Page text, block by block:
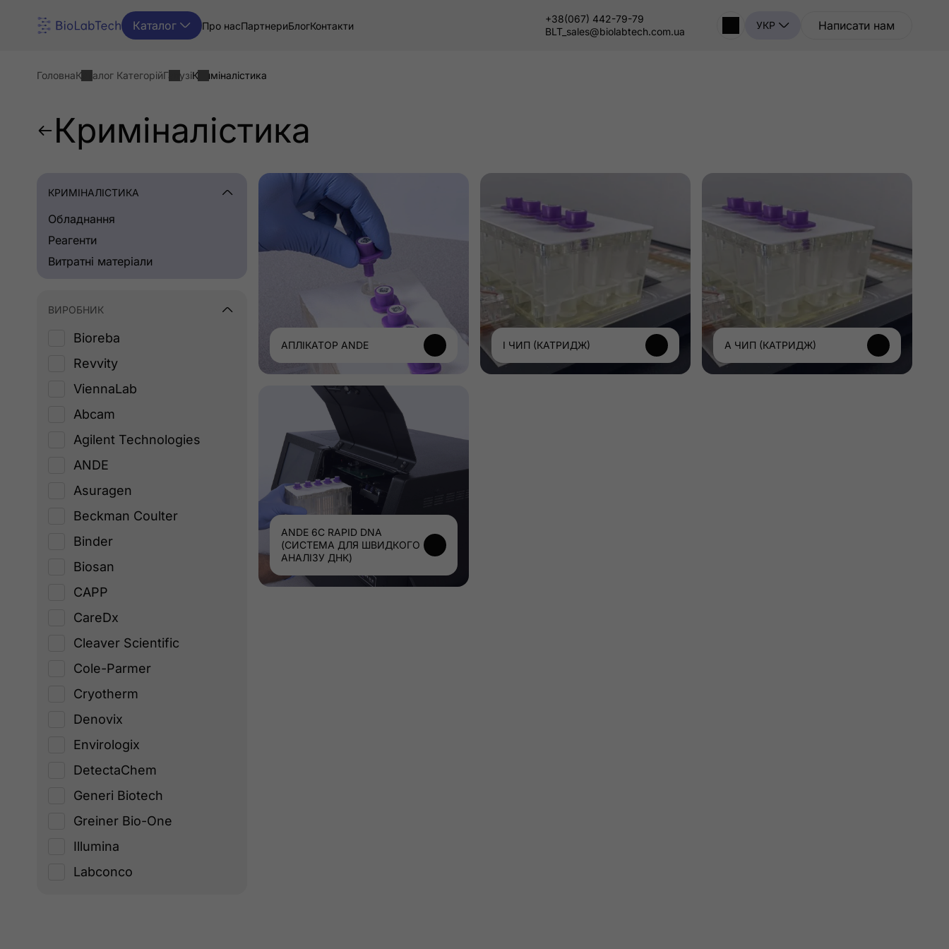
Каталог Про насПартнериБлогКонтакти
+38(067) 442-79-79
BLT_sales@biolabtech.com.ua
УКР Написати нам
ГоловнаКаталог КатегорійГалузіКриміналістика
Криміналістика
КРИМІНАЛІСТИКА
Обладнання
Реагенти
Витратні матеріали
ВИРОБНИК
Bioreba
Revvity
ViennaLab
Abcam
Agilent Technologies
ANDE
Asuragen
Beckman Coulter
Binder
Biosan
CAPP
CareDx
Cleaver Scientific
Cole-Parmer
Cryotherm
Denovix
Envirologix
DetectaChem
Generi Biotech
Greiner Bio-One
Illumina
Labconco
АПЛІКАТОР ANDE I ЧИП (КАТРИДЖ) A ЧИП (КАТРИДЖ)
ANDE 6C RAPID DNA
(СИСТЕМА ДЛЯ ШВИДКОГО
АНАЛІЗУ ДНК)